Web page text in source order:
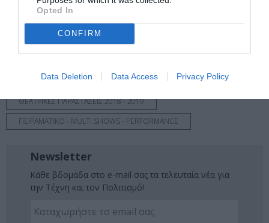
Opted In
CONFIRM
Data Deletion Data Access Privacy Policy
Νέοι Διαγωνισμοί❯
EL CONVENTO DEL ARTE
ΘΕΑΤΡΙΚΕΣ ΠΑΡΑΣΤΑΣΕΙΣ 2018 - 2019
ΠΕΙΡΑΜΑΤΙΚΟ - MULTI SHOWS - PERFORMANCE
Newsletter
Κάθε βδομάδα στο e-mail σας τα τελευταία νέα για
την Τέχνη και τον Πολιτισμό!